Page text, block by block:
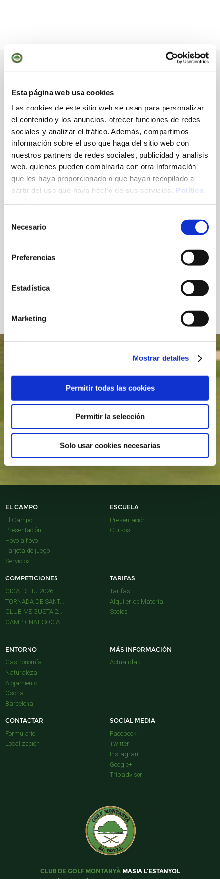
Esta página web usa cookies
Las cookies de este sitio web se usan para personalizar
el contenido y los anuncios, ofrecer funciones de redes
sociales y analizar el tráfico. Además, compartimos
información sobre el uso que haga del sitio web con
nuestros partners de redes sociales, publicidad y análisis
web, quienes pueden combinarla con otra información
que les haya proporcionado o que hayan recopilado a
partir del uso que haya hecho de sus servicios. Política
Necesario
Preferencias
Estadística
Marketing
Mostrar detalles
Permitir todas las cookies
Permitir la selección
Solo usar cookies necesarias
OTRAS NOTICIAS
CARTA ACCIONISTA-JUGADOR ABRIL 2026
28.03.2025
CARTA ACCIONISTA-JUGADOR MARZO 2025
30.06.2023
CARTA DEL PRESIDENT - RESTAURANT GOLF
NOTA INFORMATIVA - COMITÉ DE COMPETICIÓN
20.11.2020
GOLF MONTANYÀ A TU CORREO
ELECTRÓNICO
SÍGANOS
EL CAMPO
El Campo
Presentación
Hoyo a hoyo
Tarjeta de juego
Servicios
ESCUELA
Presentación
Cursos
COMPETICIONES
CICA ESTIU 2026
TORNADA DE SANT...
CLUB ME GUSTA 2...
CAMPIONAT SOCIA...
TARIFAS
Tarifas
Alquiler de Material
Socios
ENTORNO
Gastronomía
Naturaleza
Alojamiento
Osona
Barcelona
MÁS INFORMACIÓN
Actualidad
CONTACTAR
Formulario
Localización
SOCIAL MEDIA
Facebook
Twitter
Instagram
Google+
Tripadvisor
CLUB DE GOLF MONTANYÀMASIA L'ESTANYOL